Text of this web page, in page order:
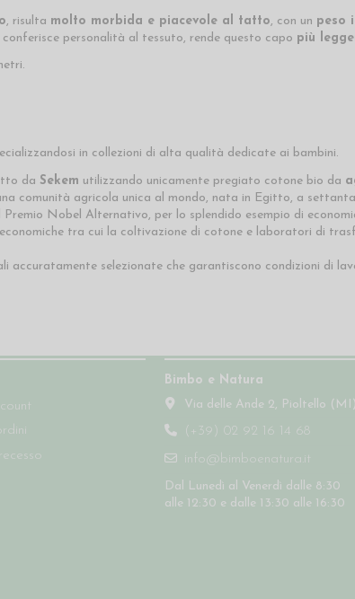
, risulta molto morbida e piacevole al tatto, con un peso
personalità al tessuto, rende questo capo più
in collezioni di alta qualità dedicate ai bambini.
da Sekem utilizzando unicamente pregiato cotone bio da
comunità agricola unica al mondo, nata in Egitto, a
Nobel Alternativo, per lo splendido esempio di
tra cui la coltivazione di cotone e laboratori di
selezionate che garantiscono condizioni di
Bimbo e Natura
Via delle Ande 2, Pioltello (MI)
(+39) 02 92 16 14 68
info@bimboenatura.it
Dal Lunedì al Venerdì dalle 8:30
alle 12:30 e dalle 13:30 alle 16:30